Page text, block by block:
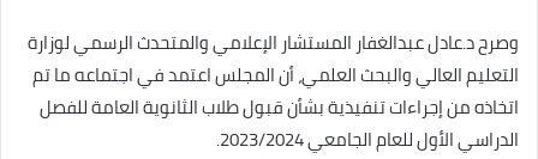
وصرح د.عادل عبدالغفار المستشار الإعلامي والمتحدث الرسمي لوزارة
التعليم العالي والبحث العلمي، أن المجلس اعتمد في اجتماعه ما تم
اتخاذه من إجراءات تنفيذية بشأن قبول طلاب الثانوية العامة للفصل
الدراسي الأول للعام الجامعي 2023/2024.